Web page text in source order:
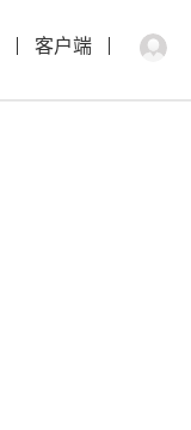
客户端